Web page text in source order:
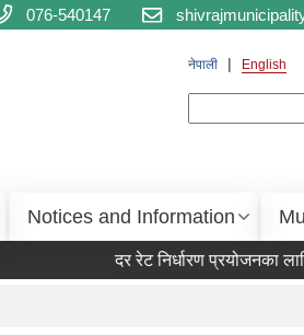
076-540147
नेपाली English
Notices and Information
दर रेट निर्धारण प्रयोजनका